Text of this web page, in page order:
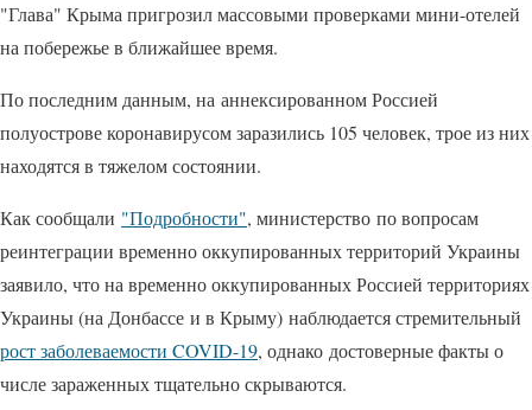
"Глава" Крыма пригрозил массовыми проверками мини-отелей
на побережье в ближайшее время.
По последним данным, на аннексированном Россией
полуострове коронавирусом заразились 105 человек, трое из них
находятся в тяжелом состоянии.
Как сообщали "Подробности", министерство по вопросам
реинтеграции временно оккупированных территорий Украины
заявило, что на временно оккупированных Россией территориях
Украины (на Донбассе и в Крыму) наблюдается стремительный
рост заболеваемости COVID-19, однако достоверные факты о
числе зараженных тщательно скрываются.